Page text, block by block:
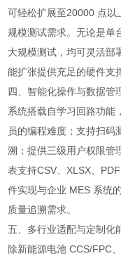
可轻松扩展至20000 点以
规模测试需求。无论是单
大规模测试，均可灵活部
能扩张提供充足的硬件支
四、智能化操作与数据管
系统搭载自学习回路功能
员的编程难度；支持扫码
溯；提供三级用户权限管
表支持CSV、XLSX、
件实现与企业 MES 系统
质量追溯需求。
五、多行业适配与定制化
除新能源电池 CCS/FPC